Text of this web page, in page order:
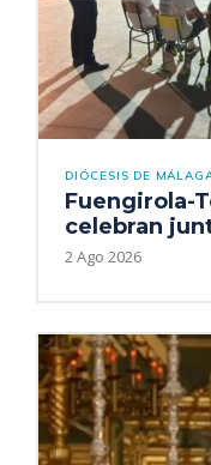
DIÓCESIS DE
Fuengirola-
celebran
2 Ago 2026